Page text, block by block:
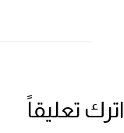
اترك تعليقاً